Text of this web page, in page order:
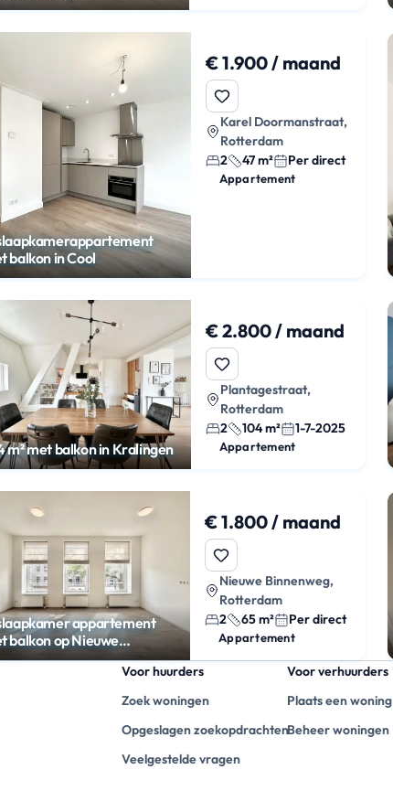
balkon in Cool
€ 1.900 / maand
Karel Doormanstraat,
Rotterdam
2
47 m² Per direct
Appartement
m² met balkon in Kralingen
€ 2.800 / maand
Plantagestraat,
Rotterdam
2
104 m² 1-7-2025
Appartement
appartement
balkon op Nieuwe
€ 1.800 / maand
Nieuwe Binnenweg,
Rotterdam
2
65 m² Per direct
Appartement
Voor huurders
Zoek woningen
Opgeslagen zoekopdrachten
Veelgestelde vragen
Voor verhuurders
Plaats een woning
Beheer woningen